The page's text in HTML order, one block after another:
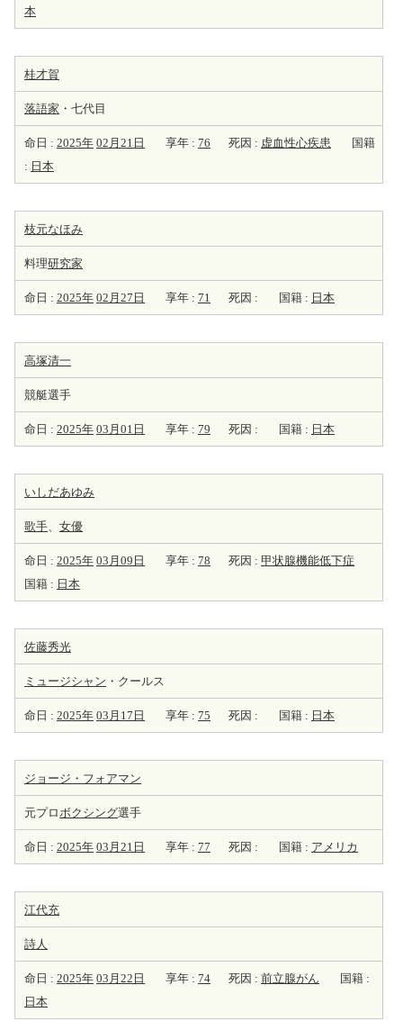
本
桂才賀
落語家 ・七代目
命日 : 2025年 02月21日 享年 : 76 死因 : 虚血性心疾患
国籍
: 日本
枝元なほみ
料理研究家
命日 : 2025年 02月27日 享年 : 71 死因 : 国籍 : 日本
高塚清一
競艇選手
命日 : 2025年 03月01日 享年 : 79 死因 : 国籍 : 日本
いしだあゆみ
歌手、 女優
命日 : 2025年 03月09日 享年 : 78 死因 : 甲状腺機能低下症
国籍 : 日本
佐藤秀光
ミュージシャン ・クールス
命日 : 2025年 03月17日 享年 : 75 死因 : 国籍 : 日本
ジョージ・フォアマン
元プロボクシング選手
命日 : 2025年 03月21日 享年 : 77 死因 : 国籍 : アメリカ
江代充
詩人
命日 : 2025年 03月22日 享年 : 74 死因 : 前立腺がん
国籍 :
日本